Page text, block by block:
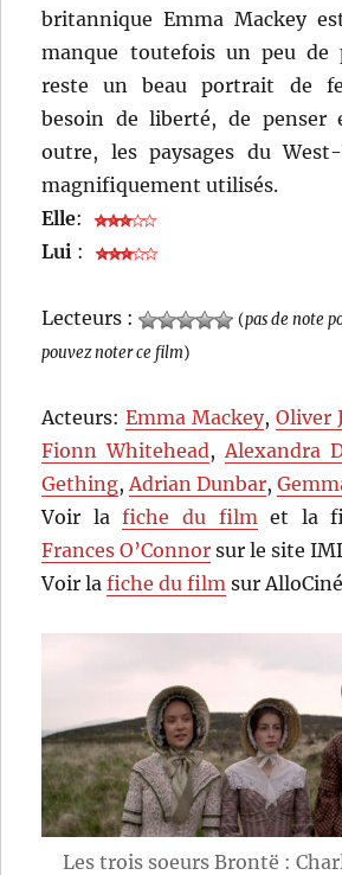
britannique Emma Mackey
manque toutefois un peu de
reste un beau portrait de
besoin de liberté, de penser
outre, les paysages du
magnifiquement utilisés.
Elle:
Lui :
Lecteurs : (pas de note
pouvez noter ce film)
Acteurs:Emma Mackey, Oliver
Fionn Whitehead,Alexandra
Gething,Adrian Dunbar,
Voir lafiche du filmet la
Frances O’Connor sur le site
Voir lafiche du film sur
Les trois soeurs Brontë :